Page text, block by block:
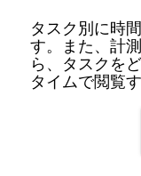
タスク別に時
す。また、計
ら、タスクを
タイムで閲覧